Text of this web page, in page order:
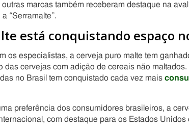
marcas também receberam destaque na
“Serramalte”.
está conquistando espaço
os especialistas, a cerveja puro malte tem
das cervejas com adição de cereais não
no Brasil tem conquistado cada vez mais
preferência dos consumidores brasileiros, a
com destaque para os Estados Unidos